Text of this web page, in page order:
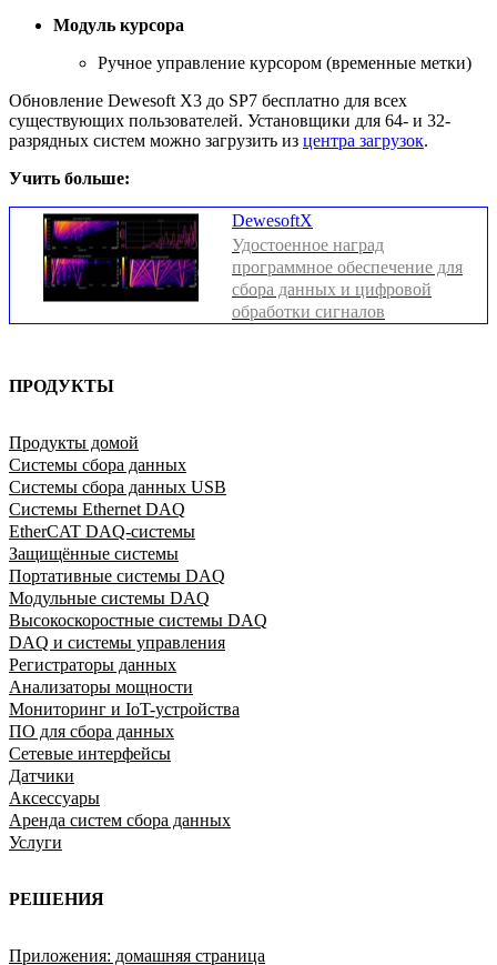
Модуль курсора
Ручное управление курсором (временные метки)
Обновление Dewesoft X3 до SP7 бесплатно для всех
существующих пользователей. Установщики для 64- и 32-
разрядных систем можно загрузить из центра загрузок.
Учить больше:
DewesoftX
Удостоенное наград
программное обеспечение для
сбора данных и цифровой
обработки сигналов
ПРОДУКТЫ
Продукты домой
Системы сбора данных
Системы сбора данных USB
Системы Ethernet DAQ
EtherCAT DAQ-системы
Защищённые системы
Портативные системы DAQ
Модульные системы DAQ
Высокоскоростные системы DAQ
DAQ и системы управления
Регистраторы данных
Анализаторы мощности
Мониторинг и IoT-устройства
ПО для сбора данных
Сетевые интерфейсы
Датчики
Аксессуары
Аренда систем сбора данных
Услуги
РЕШЕНИЯ
Приложения: домашняя страница